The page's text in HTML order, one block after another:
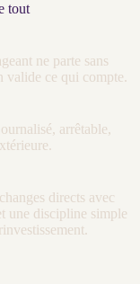
tout
ne parte sans
valide ce qui compte.
journalisé, arrêtable,
directs avec
une discipline simple